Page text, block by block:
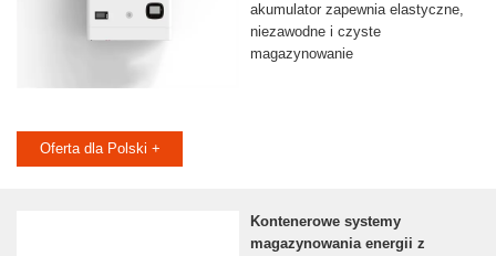
akumulator zapewnia elastyczne,
niezawodne i czyste
magazynowanie
Oferta dla Polski +
Kontenerowe systemy
magazynowania energii z